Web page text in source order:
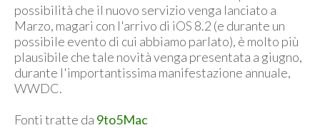
possibilità che il nuovo servizio venga lanciato a
Marzo, magari con l'arrivo di iOS 8.2 (e durante un
possibile evento di cui abbiamo parlato), è molto più
plausibile che tale novità venga presentata a giugno,
durante l'importantissima manifestazione annuale,
WWDC.
Fonti tratte da 9to5Mac